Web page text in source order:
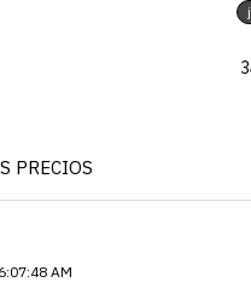
PRECIOS
AM